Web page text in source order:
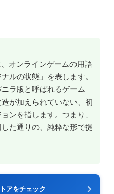
オンラインゲームの用語
ルの状態」を表します。
ラ版と呼ばれるゲーム
が加えられていない、初
ンを指します。つまり、
た通りの、純粋な形で提
アをチェック